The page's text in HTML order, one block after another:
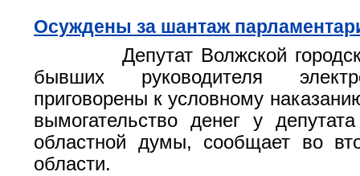
Осуждены за шантаж
Депутат Волжской
бывших руководителя
приговорены к условному
вымогательство денег у депутата
областной думы, сообщает во
области.